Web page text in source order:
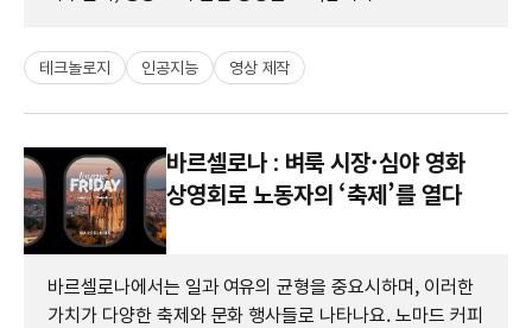
테크놀로지 인공지능 영상 제작
바르셀로나 : 벼룩 시장·심야 영화
상영회로 노동자의 ‘축제’를 열다
바르셀로나에서는 일과 여유의 균형을 중요시하며, 이러한
가치가 다양한 축제와 문화 행사들로 나타나요. 노마드 커피